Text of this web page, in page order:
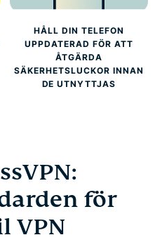
HÅLL DIN TELEFON
UPPDATERAD FÖR ATT
ÅTGÄRDA
SÄKERHETSLUCKOR INNAN
DE UTNYTTJAS
för
VPN